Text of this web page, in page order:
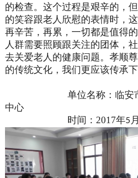
的检查。这个过程是艰辛的，
的笑容跟老人欣慰的表情时，
再辛苦，再累，一切都是值得
人群需要照顾跟关注的团体，
去关爱老人的健康问题。孝顺
的传统文化，我们更应该传承下
单位名称：临安
中心
时间： 2017年5 月